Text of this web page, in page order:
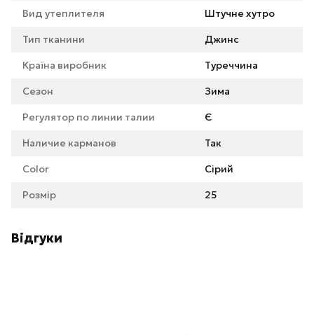
Вид утеплителя Штучне хутро
Тип тканини Джинс
Країна виробник Туреччина
Сезон Зима
Регулятор по линии талии Є
Наличие карманов Так
Color Сірий
Розмір 25
Відгуки